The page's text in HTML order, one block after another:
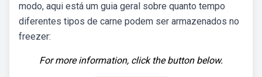
modo, aqui está um guia geral sobre quanto tempo
diferentes tipos de carne podem ser armazenados no
freezer:
For more information, click the button below.